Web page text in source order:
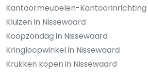
Kantoormeubelen-Kantoorinrichting
Kluizen in Nissewaard
Koopzondag in Nissewaard
Kringloopwinkel in Nissewaard
Krukken kopen in Nissewaard